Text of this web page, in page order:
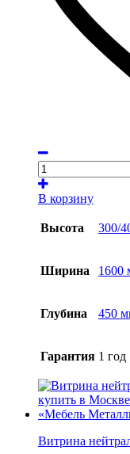
В корзину
Высота 300/
Ширина 1600
Глубина 450
Гарантия 1 год
Витрина